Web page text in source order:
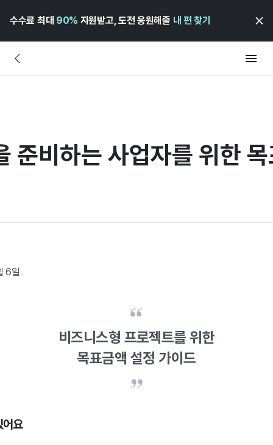
수수료 최대 90% 지원받고, 도전 응원해줄 내 편 찾기
준비하는 사업자를 위한
6일
비즈니스형 프로젝트를 위한
목표금액 설정 가이드
어요